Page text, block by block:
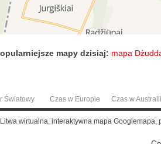
mapy dzisiaj: mapa
Światowy Czas w Europie Czas w Australii
wirtualna, interaktywna mapa